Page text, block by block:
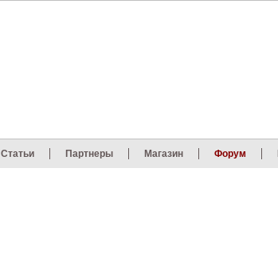
Статьи Партнеры Магазин Форум